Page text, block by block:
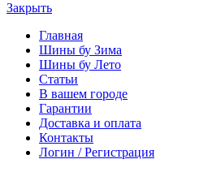
Закрыть
Главная
Шины бу Зима
Шины бу Лето
Статьи
В вашем городе
Гарантии
Доставка и оплата
Контакты
Логин / Регистрация